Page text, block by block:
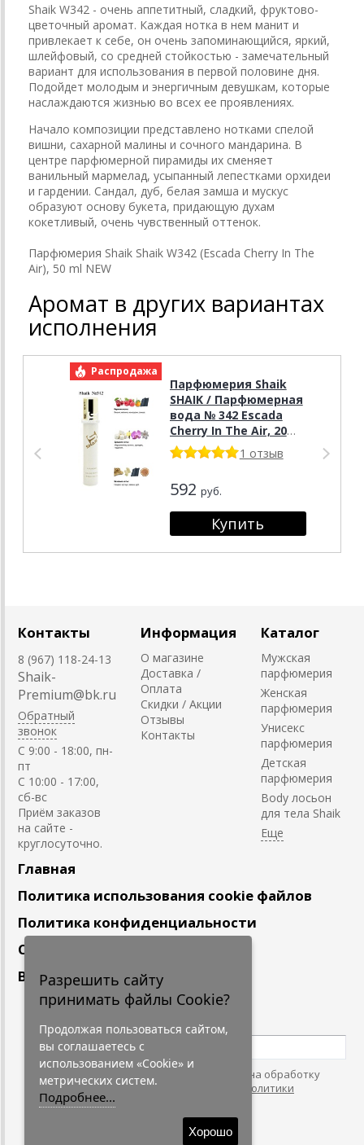
Shaik W342 - очень аппетитный, сладкий, фруктово-
цветочный аромат. Каждая нотка в нем манит и
привлекает к себе, он очень запоминающийся, яркий,
шлейфовый, со средней стойкостью - замечательный
вариант для использования в первой половине дня.
Подойдет молодым и энергичным девушкам, которые
наслаждаются жизнью во всех ее проявлениях.
Начало композиции представлено нотками спелой
вишни, сахарной малины и сочного мандарина. В
центре парфюмерной пирамиды их сменяет
ванильный мармелад, усыпанный лепестками орхидеи
и гардении. Сандал, дуб, белая замша и мускус
образуют основу букета, придающую духам
кокетливый, очень чувственный оттенок.
Парфюмерия Shaik Shaik W342 (Escada Cherry In The
Air), 50 ml NEW
Аромат в других вариантах
исполнения
Распродажа
Парфюмерия Shaik
SHAIK / Парфюмерная
вода № 342 Escada
Cherry In The Air, 20
мл.
1 отзыв
592 руб.
Контакты
8 (967) 118-24-13
Shaik-
Premium@bk.ru
Обратный
звонок
C 9:00 - 18:00, пн-
пт
С 10:00 - 17:00,
сб-вс
Приём заказов
на сайте -
круглосуточно.
Информация
О магазине
Доставка /
Оплата
Скидки / Акции
Отзывы
Контакты
Каталог
Мужская
парфюмерия
Женская
парфюмерия
Унисекс
парфюмерия
Детская
парфюмерия
Body лосьон
для тела Shaik
Главная
Политика использования cookie файлов
Политика конфиденциальности
Сотрудничество
Вакансии
Подпишитесь
Нажимая на кнопку, я даю согласие на обработку
персональных данных. С условиями
"Политики
Конфидециальности"
Разрешить сайту
принимать файлы Cookie?
Продолжая пользоваться сайтом,
вы соглашаетесь с
использованием «Cookie» и
метрических систем.
Подробнее...
Хорошо